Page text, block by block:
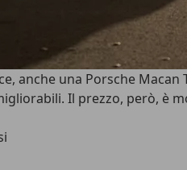
anche una Porsche
Il prezzo, però, è